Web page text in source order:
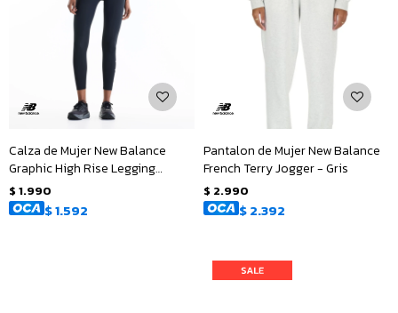
Calza de Mujer New Balance
Graphic High Rise Legging
25&quot; - Negro
$ 1.990
$1.592
Pantalon de Mujer New Balance
French Terry Jogger - Gris
$ 2.990
$2.392